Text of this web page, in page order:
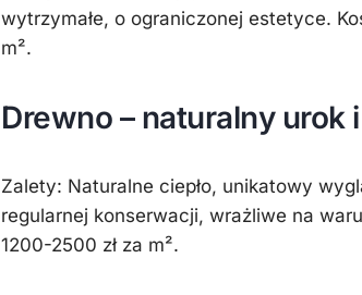
wytrzymałe, o ograniczonej estetyce.
m².
Drewno – naturalny urok i
Zalety: Naturalne ciepło, unikatowy
regularnej konserwacji, wrażliwe na
1200-2500 zł za m².